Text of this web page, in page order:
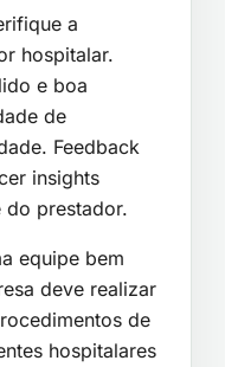
a
hospitalar.
e boa
de
Feedback
insights
prestador.
equipe bem
deve realizar
de
hospitalares